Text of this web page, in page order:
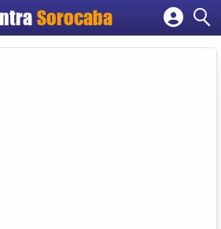
Sorocaba
Cadastrar empresa